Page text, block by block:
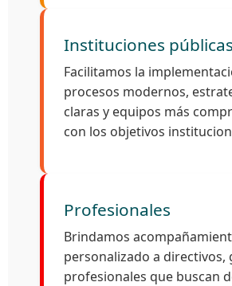
Instituciones públicas
Facilitamos la
procesos modernos,
claras y equipos más
con los objetivos
Profesionales
Brindamos
personalizado a directivos,
profesionales que buscan